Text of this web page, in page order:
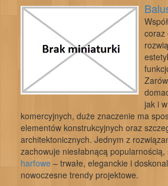
coraz
jak i
komercyjnych, duże znaczenie ma
elementów konstrukcyjnych oraz
architektonicznych. Jednym z
zachowuje niesłabnącą popularnością,
harfowe – trwałe, eleganckie i
nowoczesne trendy projektowe.